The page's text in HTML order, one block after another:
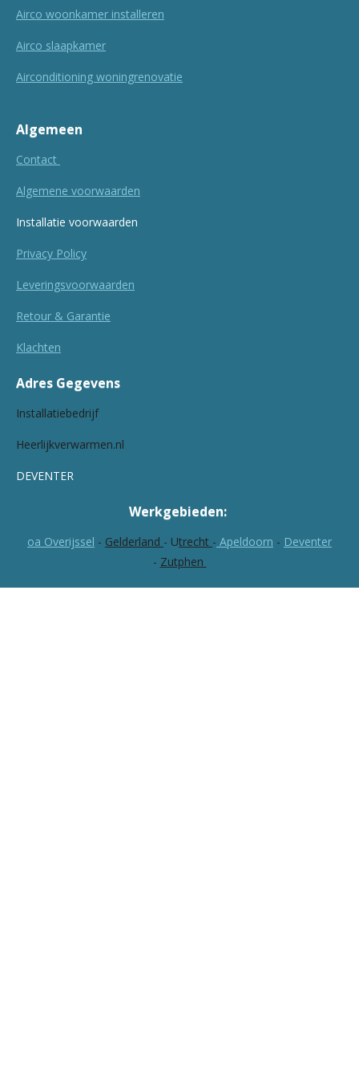
Airco woonkamer installeren
Airco slaapkamer
Airconditioning woningrenovatie
Algemeen
Contact
Algemene voorwaarden
Installatie voorwaarden
Privacy Policy
Leveringsvoorwaarden
Retour & Garantie
Klachten
Adres Gegevens
Installatiebedrijf
Heerlijkverwarmen.nl
DEVENTER
Werkgebieden:
oa Overijssel - Gelderland - Utrecht - Apeldoorn - Deventer
- Zutphen